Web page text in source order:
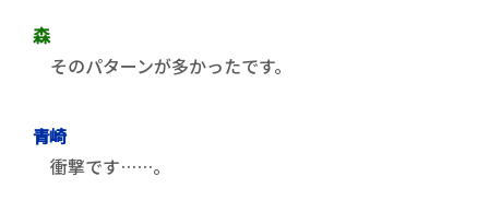
森
そのパターンが多かったです。
青崎
衝撃です……。